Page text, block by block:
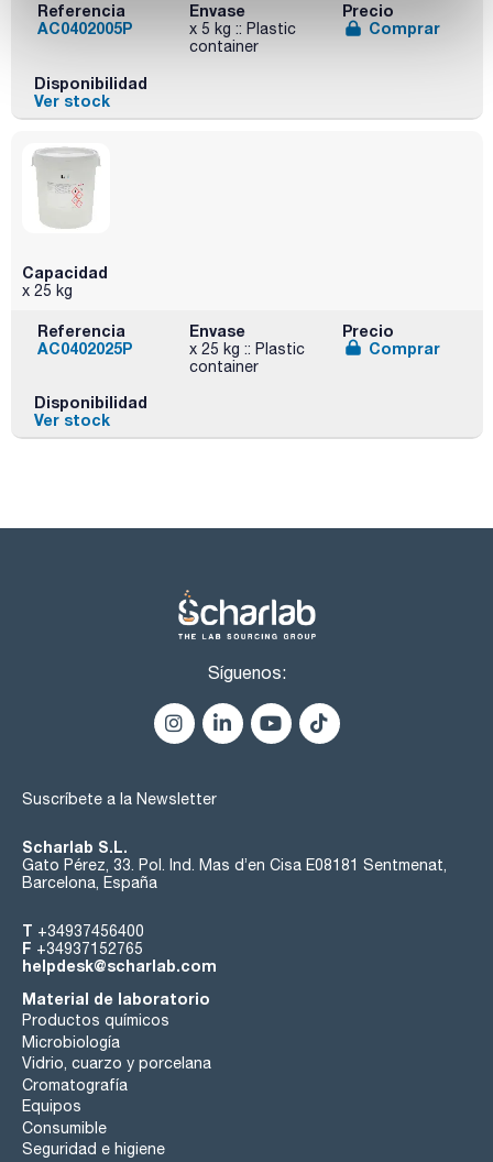
Referencia
AC0402005P
Envase
x 5 kg :: Plastic
container
Precio
Comprar
Disponibilidad
Ver stock
Capacidad
x 25 kg
Referencia
AC0402025P
Envase
x 25 kg :: Plastic
container
Precio
Comprar
Disponibilidad
Ver stock
Síguenos:
Suscríbete a la Newsletter
Scharlab S.L.
Gato Pérez, 33. Pol. Ind. Mas d’en Cisa E08181 Sentmenat,
Barcelona, España
T +34937456400
F +34937152765
helpdesk@scharlab.com
Material de laboratorio
Productos químicos
Microbiología
Vidrio, cuarzo y porcelana
Cromatografía
Equipos
Consumible
Seguridad e higiene